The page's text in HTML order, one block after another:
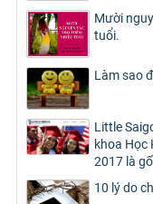
Mười
tuổi.
Làm sao
Little
khoa Học
2017 là
10 lý do